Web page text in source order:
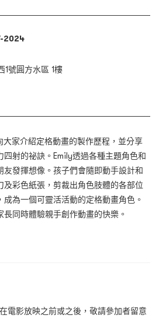
2024
1號圓方水區 1樓
大家介紹定格動畫的製作歷程，並分享
射的祕訣。 Emily透過各種主題角色和
發揮想像。孩子們會隨即動手設計和
彩色紙張，剪裁出角色肢體的各部位
為一個可靈活活動的定格動畫角色。
同時體驗親手創作動畫的快樂。
電影放映之前或之後，敬請參加者留意